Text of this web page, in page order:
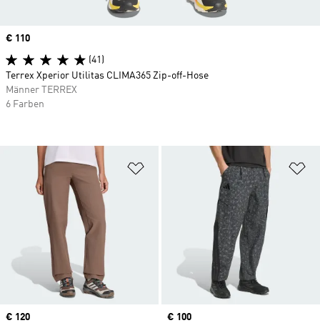
Zur Wunschliste hinzufügen
Price
€ 120
Price
€ 100
Price
€ 110
(41)
Terrex Xperior Utilitas CLIMA365 Zip-off-Hose
Männer TERREX
6 Farben